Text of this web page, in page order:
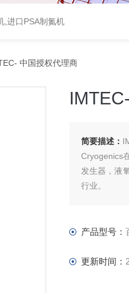
,进口PSA制氮机
中国授权代理商
简要描述：
Cryogenics
发生器，液
行业。
产品型号：
更新时间：